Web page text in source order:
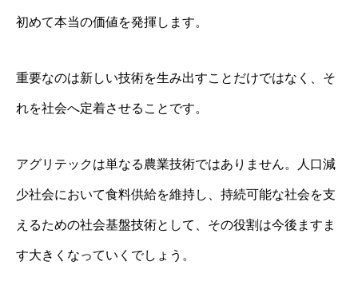
初めて本当の価値を発揮します。
重要なのは新しい技術を生み出すことだけではなく、そ
れを社会へ定着させることです。
アグリテックは単なる農業技術ではありません。人口減
少社会において食料供給を維持し、持続可能な社会を支
えるための社会基盤技術として、その役割は今後ますま
す大きくなっていくでしょう。